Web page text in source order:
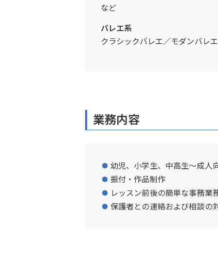
など
バレエ系
クラシックバレエ／モダンバレ
業務内容
幼児、小学生、中高生～成人
振付・作品制作
レッスン前後の簡単な事務業
保護者との連絡および相談の